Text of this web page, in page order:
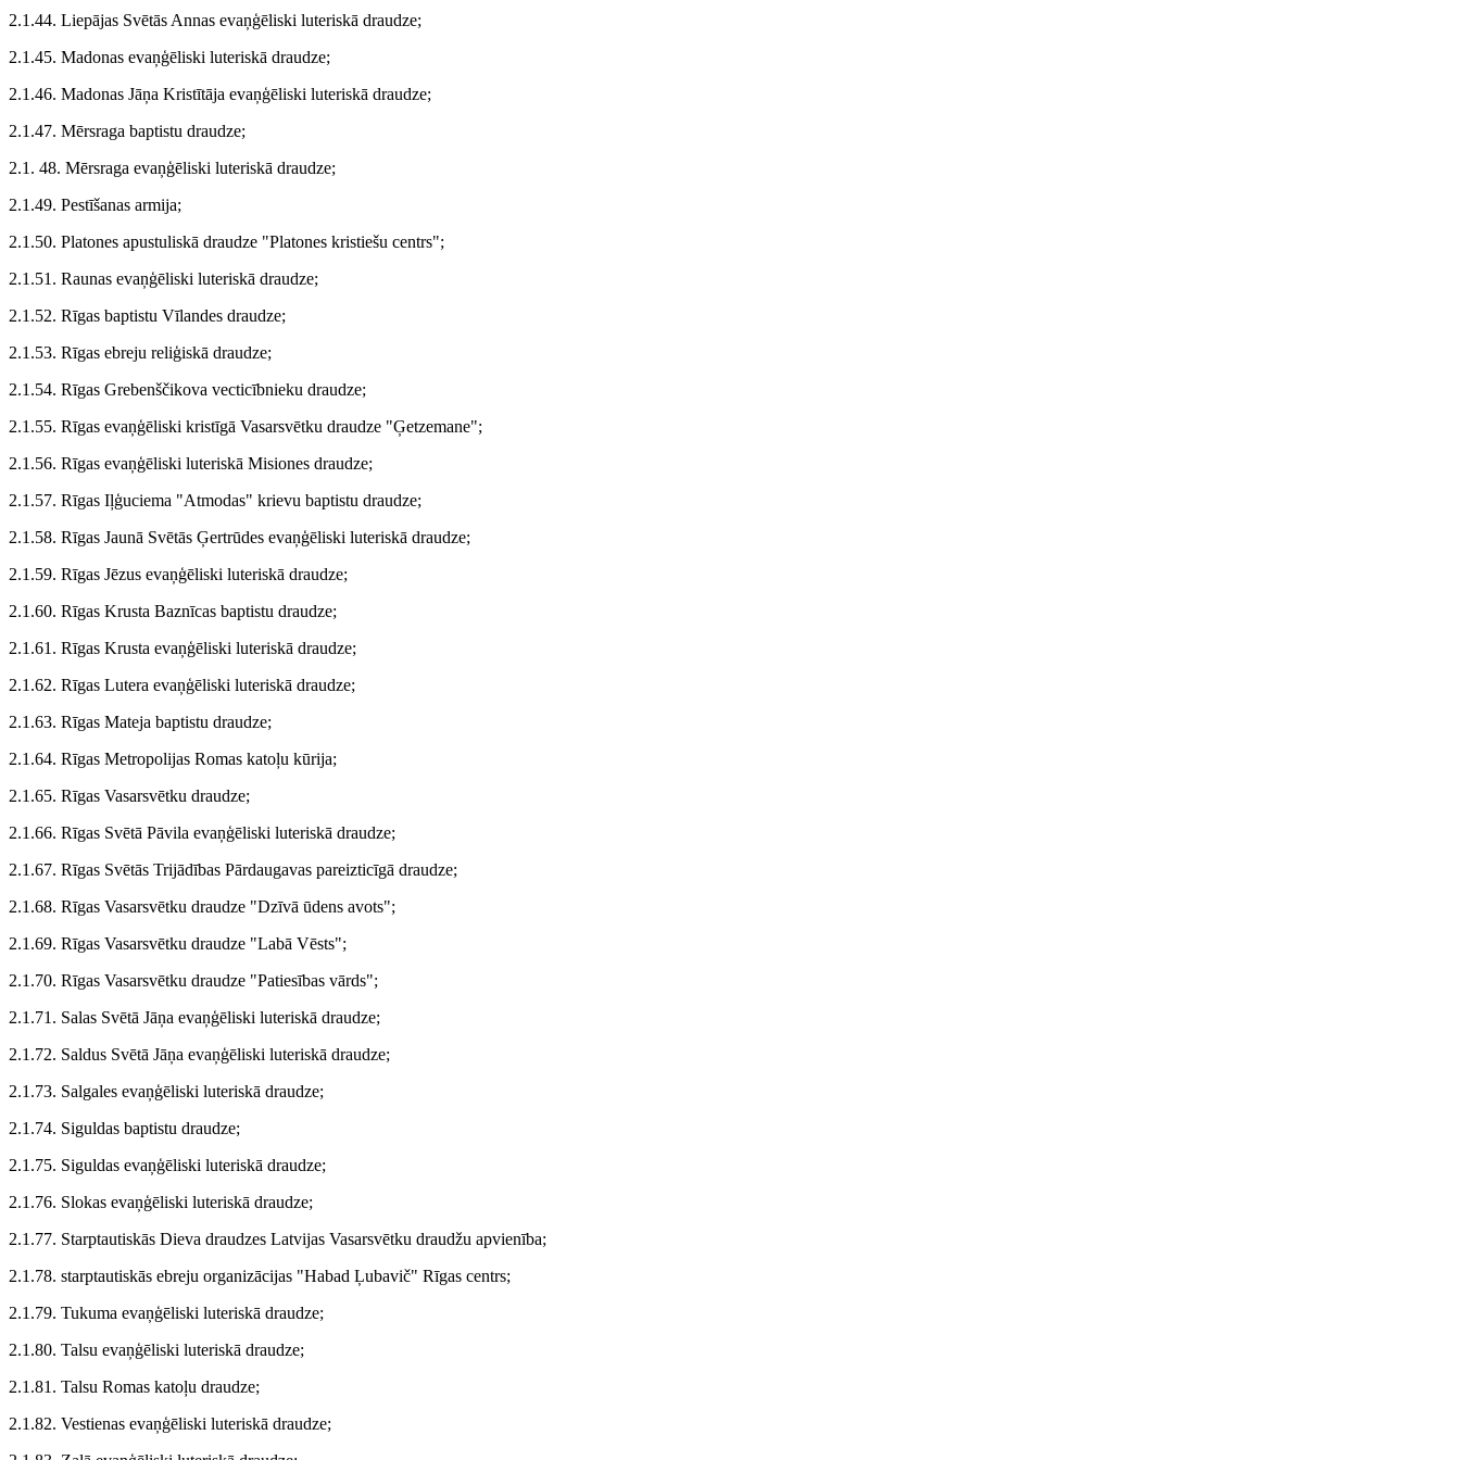
2.1.44. Liepājas Svētās Annas evaņģēliski luteriskā draudze;
2.1.45. Madonas evaņģēliski luteriskā draudze;
2.1.46. Madonas Jāņa Kristītāja evaņģēliski luteriskā draudze;
2.1.47. Mērsraga baptistu draudze;
2.1. 48. Mērsraga evaņģēliski luteriskā draudze;
2.1.49. Pestīšanas armija;
2.1.50. Platones apustuliskā draudze "Platones kristiešu centrs";
2.1.51. Raunas evaņģēliski luteriskā draudze;
2.1.52. Rīgas baptistu Vīlandes draudze;
2.1.53. Rīgas ebreju reliģiskā draudze;
2.1.54. Rīgas Grebenščikova vecticībnieku draudze;
2.1.55. Rīgas evaņģēliski kristīgā Vasarsvētku draudze "Ģetzemane";
2.1.56. Rīgas evaņģēliski luteriskā Misiones draudze;
2.1.57. Rīgas Iļģuciema "Atmodas" krievu baptistu draudze;
2.1.58. Rīgas Jaunā Svētās Ģertrūdes evaņģēliski luteriskā draudze;
2.1.59. Rīgas Jēzus evaņģēliski luteriskā draudze;
2.1.60. Rīgas Krusta Baznīcas baptistu draudze;
2.1.61. Rīgas Krusta evaņģēliski luteriskā draudze;
2.1.62. Rīgas Lutera evaņģēliski luteriskā draudze;
2.1.63. Rīgas Mateja baptistu draudze;
2.1.64. Rīgas Metropolijas Romas katoļu kūrija;
2.1.65. Rīgas Vasarsvētku draudze;
2.1.66. Rīgas Svētā Pāvila evaņģēliski luteriskā draudze;
2.1.67. Rīgas Svētās Trijādības Pārdaugavas pareizticīgā draudze;
2.1.68. Rīgas Vasarsvētku draudze "Dzīvā ūdens avots";
2.1.69. Rīgas Vasarsvētku draudze "Labā Vēsts";
2.1.70. Rīgas Vasarsvētku draudze "Patiesības vārds";
2.1.71. Salas Svētā Jāņa evaņģēliski luteriskā draudze;
2.1.72. Saldus Svētā Jāņa evaņģēliski luteriskā draudze;
2.1.73. Salgales evaņģēliski luteriskā draudze;
2.1.74. Siguldas baptistu draudze;
2.1.75. Siguldas evaņģēliski luteriskā draudze;
2.1.76. Slokas evaņģēliski luteriskā draudze;
2.1.77. Starptautiskās Dieva draudzes Latvijas Vasarsvētku draudžu apvienība;
2.1.78. starptautiskās ebreju organizācijas "Habad Ļubavič" Rīgas centrs;
2.1.79. Tukuma evaņģēliski luteriskā draudze;
2.1.80. Talsu evaņģēliski luteriskā draudze;
2.1.81. Talsu Romas katoļu draudze;
2.1.82. Vestienas evaņģēliski luteriskā draudze;